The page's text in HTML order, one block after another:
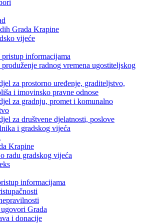
Grada Krapine
vijeće
pristup informacijama
produženje radnog vremena ugostiteljskog
za prostorno uređenje, graditeljstvo,
i imovinsko pravne odnose
za gradnju, promet i komunalno
za društvene djelatnosti, poslove
i gradskog vijeća
Krapine
radu gradskog vijeća
informacijama
Grada
i donacije